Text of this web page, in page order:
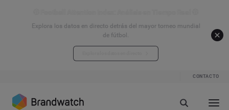
Explora los datos en directo detrás del mayor torneo mundial
de fútbol.
CONTACTO